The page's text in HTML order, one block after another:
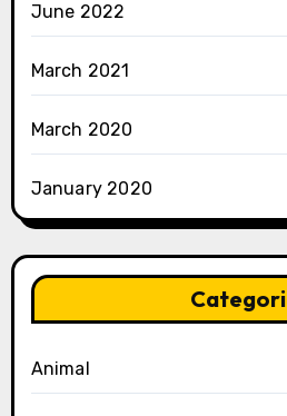
June 2022
March 2021
March 2020
January 2020
Animal